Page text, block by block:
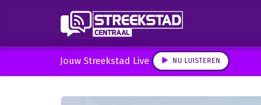
Jouw Streekstad Live NU LUISTEREN